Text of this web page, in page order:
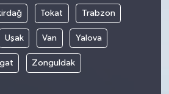
Tokat Trabzon
Uşak Van Yalova
Zonguldak